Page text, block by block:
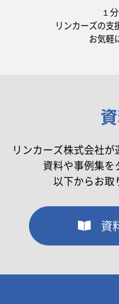
１
リンカーズの支
お気軽
リンカーズ株式会社
資料や事例集を
以下からお取
資